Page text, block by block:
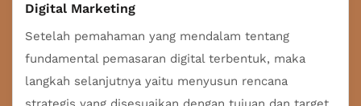
Digital Marketing
Setelah pemahaman yang mendalam tentang
fundamental pemasaran digital terbentuk, maka
langkah selanjutnya yaitu menyusun rencana